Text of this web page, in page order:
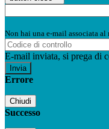
Non hai una e-mail associata
E-mail inviata, si prega di
Errore
Chiudi
Successo